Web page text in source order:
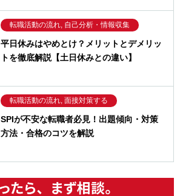
転職活動の流れ, 自己分析・情報収集
平日休みはやめとけ？メリットとデメリッ
トを徹底解説【土日休みとの違い】
転職活動の流れ, 面接対策する
SPIが不安な転職者必見！出題傾向・対策
方法・合格のコツを解説